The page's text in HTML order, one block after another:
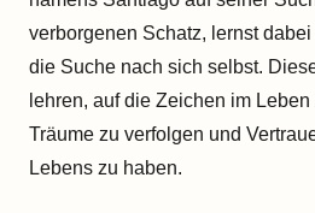
verborgenen Schatz, lernst
die Suche nach sich selbst.
lehren, auf die Zeichen im
Träume zu verfolgen und
Lebens zu haben.